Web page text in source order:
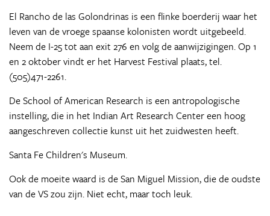
El Rancho de las Golondrinas is een flinke boerderij waar het
leven van de vroege spaanse kolonisten wordt uitgebeeld.
Neem de I-25 tot aan exit 276 en volg de aanwijzigingen. Op 1
en 2 oktober vindt er het Harvest Festival plaats, tel.
(505)471-2261.
De School of American Research is een antropologische
instelling, die in het Indian Art Research Center een hoog
aangeschreven collectie kunst uit het zuidwesten heeft.
Santa Fe Children's Museum.
Ook de moeite waard is de San Miguel Mission, die de oudste
van de VS zou zijn. Niet echt, maar toch leuk.